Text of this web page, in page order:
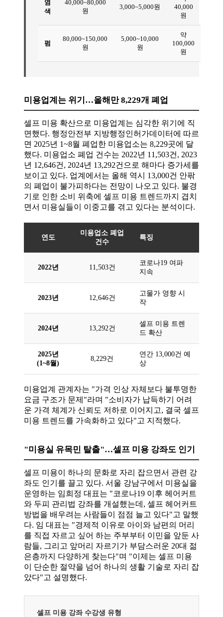
염
색
40,000~80,000
원
3,000~5,000원
40,000
원
펌
80,000~150,000
원
5,000~10,000
원
약
100,000
원
미용업계는 위기…올해만 8,229개 폐업
셀프 미용 확산으로 미용업계는 심각한 위기에 직
면했다. 행정안전부 지방행정인허가데이터에 따르
면 2025년 1~8월 폐업한 미용업소는 8,229곳에 달
했다. 미용업소 폐업 건수는 2022년 11,503건, 2023
년 12,646건, 2024년 13,292건으로 해마다 증가세를
보이고 있다. 업계에서는 올해 역시 13,000건 안팎
의 폐업이 불가피하다는 전망이 나오고 있다. 불경
기로 인한 소비 위축에 셀프 미용 트렌드까지 겹치
면서 미용실들이 이중고를 겪고 있다는 분석이다.
연도
미용업소 폐업
건수
특징
2022년 11,503건
코로나19 여파
지속
2023년 12,646건
고물가 영향 시
작
2024년 13,292건
셀프 미용 트렌
드 확산
2025년
(1~8월)
8,229건
연간 13,000건 예
상
미용업계 관계자는 "가격 인상 자체보다 불투명한
요금 구조가 문제"라며 "소비자가 납득하기 어려
운 가격 체계가 신뢰도 저하로 이어지고, 결국 셀프
미용 트렌드를 가속화하고 있다"고 지적했다.
"미용실 유목민 탈출"…셀프 미용 강좌도 인기
셀프 미용이 하나의 문화로 자리 잡으면서 관련 강
좌도 인기를 끌고 있다. 서울 강남구에서 미용실을
운영하는 임희정 대표는 "코로나19 이후 헤어커트
와 두피 관리법 강좌를 개설했는데, 셀프 헤어커트
방법을 배우려는 사람들이 점점 늘고 있다"고 말했
다. 임 대표는 "경제적 이유로 아이와 남편의 머리
를 직접 자르고 싶어 하는 주부부터 이민을 앞둔 사
람들, 그리고 앞머리 자르기가 부담스러운 20대 젊
은층까지 다양하게 찾는다"며 "이제는 셀프 미용
이 단순한 절약을 넘어 하나의 생활 기술로 자리 잡
았다"고 설명했다.
셀프 미용 강좌 수강생 유형